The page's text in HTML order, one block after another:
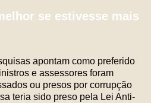
se estivesse mais
apontam como preferido
e assessores foram
ou presos por corrupção
teria sido preso pela Lei Anti-